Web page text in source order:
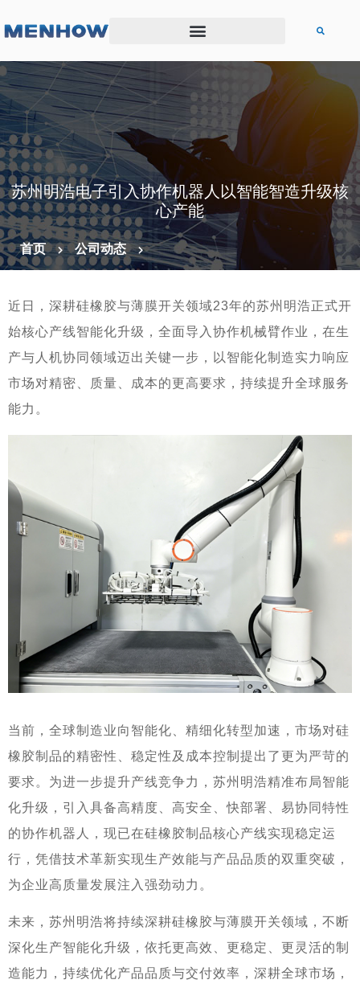
苏州明浩电子引入协作机器人以智能智造升级核
心产能
首页 公司动态
近日，深耕硅橡胶与薄膜开关领域23年的苏州明浩正式开
始核心产线智能化升级，全面导入协作机械臂作业，在生
产与人机协同领域迈出关键一步，以智能化制造实力响应
市场对精密、质量、成本的更高要求，持续提升全球服务
能力。
当前，全球制造业向智能化、精细化转型加速，市场对硅
橡胶制品的精密性、稳定性及成本控制提出了更为严苛的
要求。为进一步提升产线竞争力，苏州明浩精准布局智能
化升级，引入具备高精度、高安全、快部署、易协同特性
的协作机器人，现已在硅橡胶制品核心产线实现稳定运
行，凭借技术革新实现生产效能与产品品质的双重突破，
为企业高质量发展注入强劲动力。
未来，苏州明浩将持续深耕硅橡胶与薄膜开关领域，不断
深化生产智能化升级，依托更高效、更稳定、更灵活的制
造能力，持续优化产品品质与交付效率，深耕全球市场，